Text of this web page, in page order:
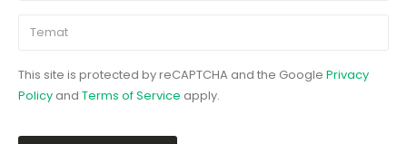
This site is protected by reCAPTCHA and the Google Privacy
Policy and Terms of Service apply.